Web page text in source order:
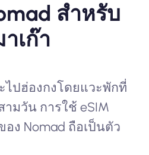
สำหรับ
เก๊า
ปฮ่องกงโดยแวะพักที่
ามวัน การใช้ eSIM
ง Nomad ถือเป็นตัว